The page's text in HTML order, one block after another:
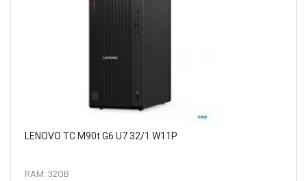
LENOVO TC M90t G6 U7 32/1 W11P
RAM: 32GB